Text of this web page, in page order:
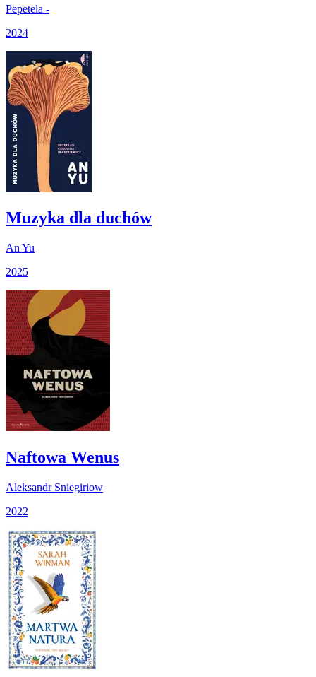
Pepetela -
2024
Muzyka dla duchów
An Yu
2025
Naftowa Wenus
Aleksandr Sniegiriow
2022